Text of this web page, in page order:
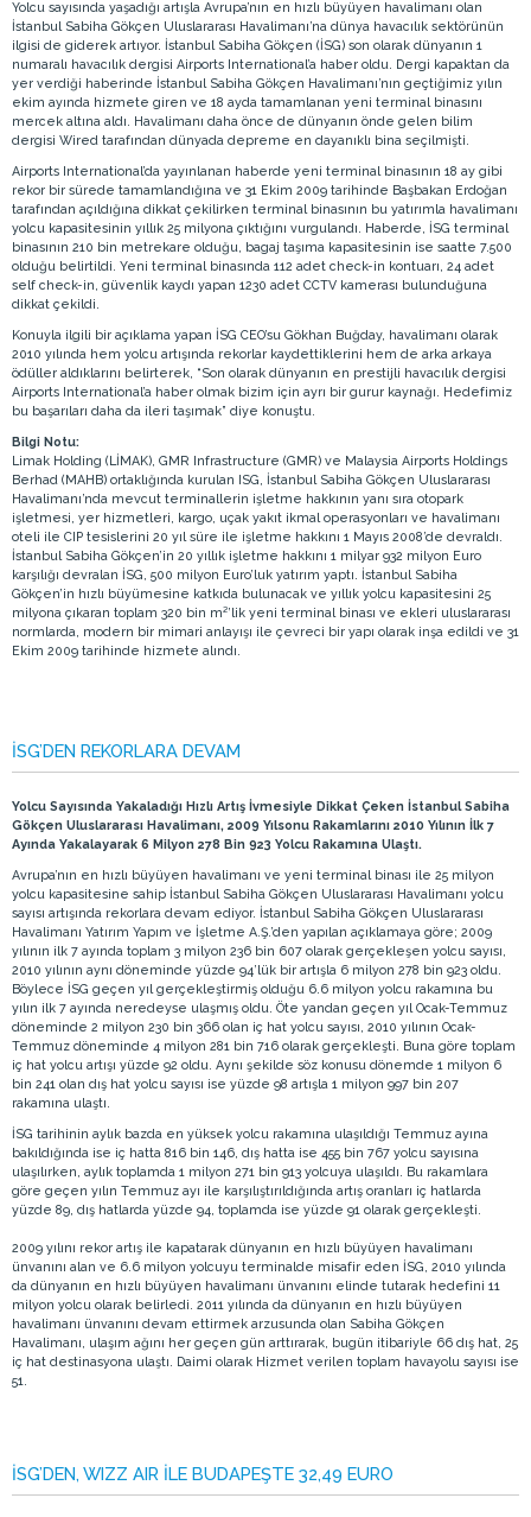
Yolcu sayısında yaşadığı artışla Avrupa’nın en hızlı büyüyen havalimanı olan
İstanbul Sabiha Gökçen Uluslararası Havalimanı’na dünya havacılık sektörünün
ilgisi de giderek artıyor. İstanbul Sabiha Gökçen (İSG) son olarak dünyanın 1
numaralı havacılık dergisi Airports International’a haber oldu. Dergi kapaktan da
yer verdiği haberinde İstanbul Sabiha Gökçen Havalimanı’nın geçtiğimiz yılın
ekim ayında hizmete giren ve 18 ayda tamamlanan yeni terminal binasını
mercek altına aldı. Havalimanı daha önce de dünyanın önde gelen bilim
dergisi Wired tarafından dünyada depreme en dayanıklı bina seçilmişti.
Airports International’da yayınlanan haberde yeni terminal binasının 18 ay gibi
rekor bir sürede tamamlandığına ve 31 Ekim 2009 tarihinde Başbakan Erdoğan
tarafından açıldığına dikkat çekilirken terminal binasının bu yatırımla havalimanı
yolcu kapasitesinin yıllık 25 milyona çıktığını vurgulandı. Haberde, İSG terminal
binasının 210 bin metrekare olduğu, bagaj taşıma kapasitesinin ise saatte 7.500
olduğu belirtildi. Yeni terminal binasında 112 adet check-in kontuarı, 24 adet
self check-in, güvenlik kaydı yapan 1230 adet CCTV kamerası bulunduğuna
dikkat çekildi.
Konuyla ilgili bir açıklama yapan İSG CEO’su Gökhan Buğday, havalimanı olarak
2010 yılında hem yolcu artışında rekorlar kaydettiklerini hem de arka arkaya
ödüller aldıklarını belirterek, “Son olarak dünyanın en prestijli havacılık dergisi
Airports International’a haber olmak bizim için ayrı bir gurur kaynağı. Hedefimiz
bu başarıları daha da ileri taşımak” diye konuştu.
Bilgi Notu:
Limak Holding (LİMAK), GMR Infrastructure (GMR) ve Malaysia Airports Holdings
Berhad (MAHB) ortaklığında kurulan ISG, İstanbul Sabiha Gökçen Uluslararası
Havalimanı’nda mevcut terminallerin işletme hakkının yanı sıra otopark
işletmesi, yer hizmetleri, kargo, uçak yakıt ikmal operasyonları ve havalimanı
oteli ile CIP tesislerini 20 yıl süre ile işletme hakkını 1 Mayıs 2008’de devraldı.
İstanbul Sabiha Gökçen’in 20 yıllık işletme hakkını 1 milyar 932 milyon Euro
karşılığı devralan İSG, 500 milyon Euro’luk yatırım yaptı. İstanbul Sabiha
Gökçen’in hızlı büyümesine katkıda bulunacak ve yıllık yolcu kapasitesini 25
milyona çıkaran toplam 320 bin m²’lik yeni terminal binası ve ekleri uluslararası
normlarda, modern bir mimari anlayışı ile çevreci bir yapı olarak inşa edildi ve 31
Ekim 2009 tarihinde hizmete alındı.
İSG’DEN REKORLARA DEVAM
Yolcu Sayısında Yakaladığı Hızlı Artış İvmesiyle Dikkat Çeken İstanbul Sabiha
Gökçen Uluslararası Havalimanı, 2009 Yılsonu Rakamlarını 2010 Yılının İlk 7
Ayında Yakalayarak 6 Milyon 278 Bin 923 Yolcu Rakamına Ulaştı.
Avrupa’nın en hızlı büyüyen havalimanı ve yeni terminal binası ile 25 milyon
yolcu kapasitesine sahip İstanbul Sabiha Gökçen Uluslararası Havalimanı yolcu
sayısı artışında rekorlara devam ediyor. İstanbul Sabiha Gökçen Uluslararası
Havalimanı Yatırım Yapım ve İşletme A.Ş.’den yapılan açıklamaya göre; 2009
yılının ilk 7 ayında toplam 3 milyon 236 bin 607 olarak gerçekleşen yolcu sayısı,
2010 yılının aynı döneminde yüzde 94’lük bir artışla 6 milyon 278 bin 923 oldu.
Böylece İSG geçen yıl gerçekleştirmiş olduğu 6.6 milyon yolcu rakamına bu
yılın ilk 7 ayında neredeyse ulaşmış oldu. Öte yandan geçen yıl Ocak-Temmuz
döneminde 2 milyon 230 bin 366 olan iç hat yolcu sayısı, 2010 yılının Ocak-
Temmuz döneminde 4 milyon 281 bin 716 olarak gerçekleşti. Buna göre toplam
iç hat yolcu artışı yüzde 92 oldu. Aynı şekilde söz konusu dönemde 1 milyon 6
bin 241 olan dış hat yolcu sayısı ise yüzde 98 artışla 1 milyon 997 bin 207
rakamına ulaştı.
İSG tarihinin aylık bazda en yüksek yolcu rakamına ulaşıldığı Temmuz ayına
bakıldığında ise iç hatta 816 bin 146, dış hatta ise 455 bin 767 yolcu sayısına
ulaşılırken, aylık toplamda 1 milyon 271 bin 913 yolcuya ulaşıldı. Bu rakamlara
göre geçen yılın Temmuz ayı ile karşılıştırıldığında artış oranları iç hatlarda
yüzde 89, dış hatlarda yüzde 94, toplamda ise yüzde 91 olarak gerçekleşti.
2009 yılını rekor artış ile kapatarak dünyanın en hızlı büyüyen havalimanı
ünvanını alan ve 6.6 milyon yolcuyu terminalde misafir eden İSG, 2010 yılında
da dünyanın en hızlı büyüyen havalimanı ünvanını elinde tutarak hedefini 11
milyon yolcu olarak belirledi. 2011 yılında da dünyanın en hızlı büyüyen
havalimanı ünvanını devam ettirmek arzusunda olan Sabiha Gökçen
Havalimanı, ulaşım ağını her geçen gün arttırarak, bugün itibariyle 66 dış hat, 25
iç hat destinasyona ulaştı. Daimi olarak Hizmet verilen toplam havayolu sayısı ise
51.
İSG’DEN, WIZZ AIR İLE BUDAPEŞTE 32,49 EURO